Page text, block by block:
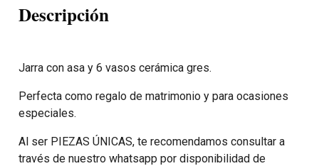
Descripción
Jarra con asa y 6 vasos cerámica gres.
Perfecta como regalo de matrimonio y para ocasiones
especiales.
Al ser PIEZAS ÚNICAS, te recomendamos consultar a
través de nuestro whatsapp por disponibilidad de